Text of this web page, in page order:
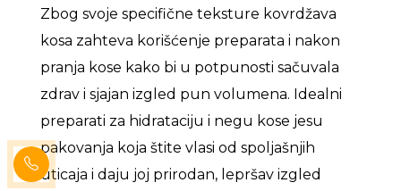
Zbog svoje specifične teksture kovrdžava
kosa zahteva korišćenje preparata i nakon
pranja kose kako bi u potpunosti sačuvala
zdrav i sjajan izgled pun volumena. Idealni
preparati za hidrataciju i negu kose jesu
pakovanja koja štite vlasi od spoljašnjih
uticaja i daju joj prirodan, lepršav izgled